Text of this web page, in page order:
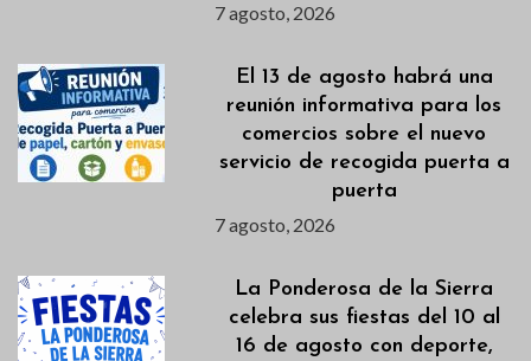
7 agosto, 2026
El 13 de agosto habrá una
reunión informativa para los
comercios sobre el nuevo
servicio de recogida puerta a
puerta
7 agosto, 2026
La Ponderosa de la Sierra
celebra sus fiestas del 10 al
16 de agosto con deporte,